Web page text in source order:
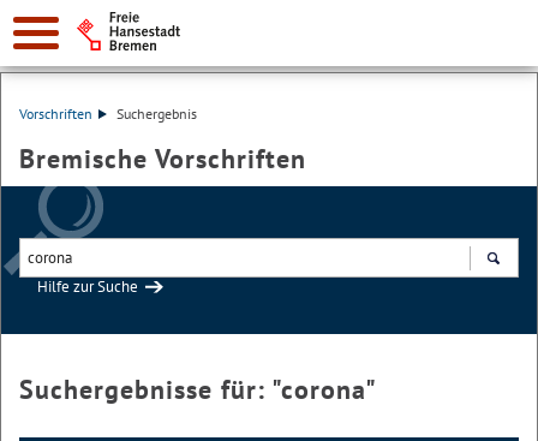
Vorschriften Suchergebnis
Bremische Vorschriften
Hilfe zur Suche
Suchergebnisse für: "corona"